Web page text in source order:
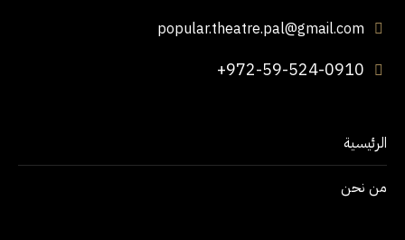
popular.theatre.pal@gmail.com
+972-59-524-0910
الرئيسية
من نحن